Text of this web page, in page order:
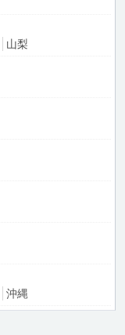
山梨
沖縄